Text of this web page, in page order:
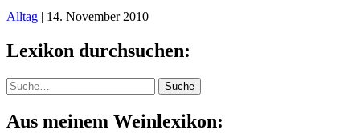
Alltag | 14. November 2010
Lexikon durchsuchen:
Suche Suche
Aus meinem Weinlexikon: